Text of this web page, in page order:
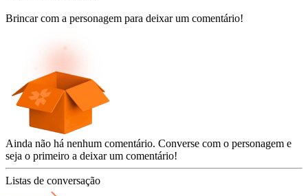
Brincar com a personagem para deixar um comentário!
Ainda não há nenhum comentário. Converse com o personagem e
seja o primeiro a deixar um comentário!
Listas de conversação